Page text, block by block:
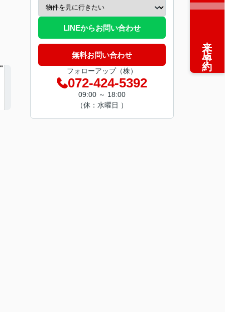
LINEからお問い合わせ
無料お問い合わせ
フォローアップ（株）
072-424-5392
09:00 ～ 18:00
（休：水曜日 ）
来店予約